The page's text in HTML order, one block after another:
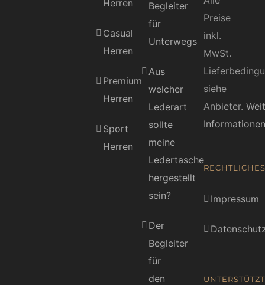
Herren
Casual
Herren
Premium
Herren
Sport
Herren
Begleiter
für
Unterwegs
Aus
welcher
Lederart
sollte
meine
Ledertasche
hergestellt
sein?
Der
Begleiter
für
den
Preise
inkl.
MwSt.
siehe
Anbieter.
Informationen
RECHTLICHES
Impressum
UNTERSTÜTZT